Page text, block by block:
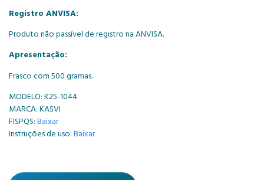
Registro ANVISA:
Produto não passível de registro na ANVISA.
Apresentação:
Frasco com 500 gramas.
MODELO: K25-1044
MARCA: KASVI
FISPQS:Baixar
Instruções de uso:Baixar